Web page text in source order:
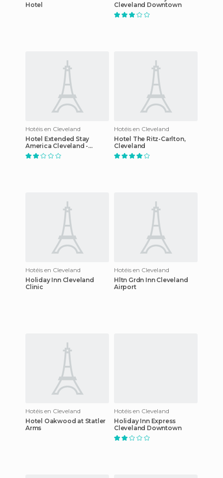
Hotel
Cleveland Downtown
Hotéis en Cleveland
Hotel Extended Stay
America Cleveland -
Beachwood
Hotéis en Cleveland
Hotel The Ritz-Carlton,
Cleveland
Hotéis en Cleveland
Holiday Inn Cleveland
Clinic
Hotéis en Cleveland
Hltn Grdn Inn Cleveland
Airport
Hotéis en Cleveland
Hotel Oakwood at Statler
Arms
Hotéis en Cleveland
Holiday Inn Express
Cleveland Downtown